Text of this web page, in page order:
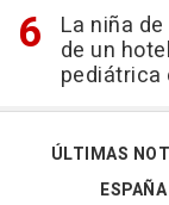
La niña
de un
pediátrica
ÚLTIMAS
ESPAÑA